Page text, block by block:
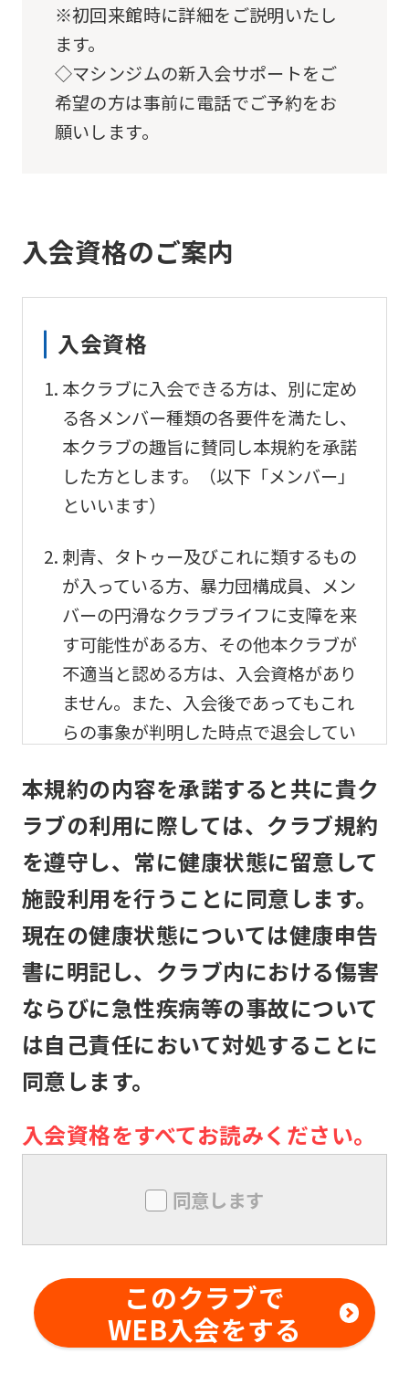
※初回来館時に詳細をご説明いたし
ます。
◇マシンジムの新入会サポートをご
希望の方は事前に電話でご予約をお
願いします。
入会資格のご案内
入会資格
本クラブに入会できる方は、別に定め
る各メンバー種類の各要件を満たし、
本クラブの趣旨に賛同し本規約を承諾
した方とします。（以下「メンバー」
といいます）
刺青、タトゥー及びこれに類するもの
が入っている方、暴力団構成員、メン
バーの円滑なクラブライフに支障を来
す可能性がある方、その他本クラブが
不適当と認める方は、入会資格があり
ません。また、入会後であってもこれ
らの事象が判明した時点で退会してい
メンバーの利用及び事故
メンバーは、自己の責任と危険負担に
おいて、他のメンバーと協調して、本
クラブの施設を利用するものとしま
す。
本クラブは、メンバーが本クラブの施
設利用中に生じた盗難、怪我その他の
事故について、本クラブの責に帰すべ
き事由がない限り、責任は負いませ
トラブルについても同様とします。
メンバーは、本クラブにおいて、技量
ブの事前の書面による承諾なしに、対
価を得て他の利用者に対する指導行為
を行ってはならないものとします。メ
本規約の内容を承諾すると共に貴ク
ラブの利用に際しては、クラブ規約
を遵守し、常に健康状態に留意して
施設利用を行うことに同意します。
現在の健康状態については健康申告
書に明記し、クラブ内における傷害
ならびに急性疾病等の事故について
は自己責任において対処することに
同意します。
入会資格をすべてお読みください。
同意します
このクラブで
WEB入会をする